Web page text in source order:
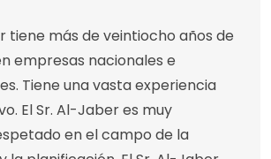
tiene más de veintiocho años de
empresas nacionales e
Tiene una vasta experiencia
El Sr. Al-Jaber es muy
en el campo de la